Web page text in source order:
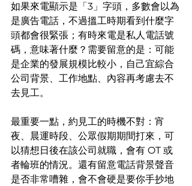
如果來電顯示是「3」字頭，多數會以為
是廣告電話，不過搵工時期看到什麼字
頭都會很緊張；有時來電是私人電話號
碼，意味著什麼？需要留意的是：可能
是企業的發展規模比較小，自己宜綜合
公司背景、工作地點、內容再考慮去不
去見工。
最重要一點，約見工的時機不對：宵
夜、晨運時段、公眾假期期間打來，可
以猜想日後在該公司就職，會有 OT 或
者輪班的情況。還有留意電話背景聲音
是否非常嘈雜，會不會硬是要你手抄地